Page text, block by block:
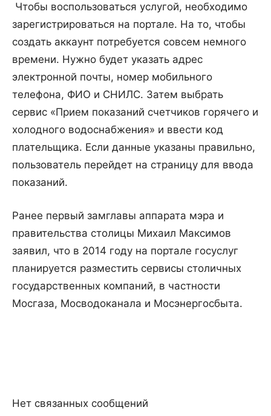
Чтобы воспользоваться услугой, необходимо
зарегистрироваться на портале. На то, чтобы
создать аккаунт потребуется совсем немного
времени. Нужно будет указать адрес
электронной почты, номер мобильного
телефона, ФИО и СНИЛС. Затем выбрать
сервис «Прием показаний счетчиков горячего и
холодного водоснабжения» и ввести код
плательщика. Если данные указаны правильно,
пользователь перейдет на страницу для ввода
показаний.
Ранее первый замглавы аппарата мэра и
правительства столицы Михаил Максимов
заявил, что в 2014 году на портале госуслуг
планируется разместить сервисы столичных
государственных компаний, в частности
Мосгаза, Мосводоканала и Мосэнергосбыта.
Нет связанных сообщений